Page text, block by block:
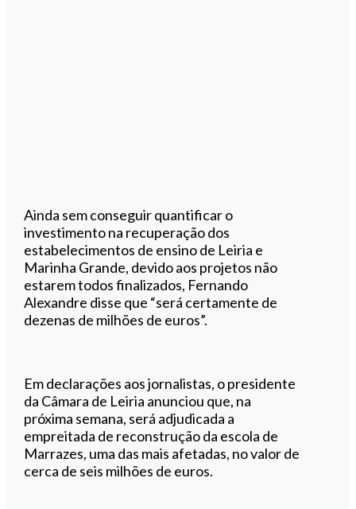
Ainda sem conseguir quantificar o
investimento na recuperação dos
estabelecimentos de ensino de Leiria e
Marinha Grande, devido aos projetos não
estarem todos finalizados, Fernando
Alexandre disse que “será certamente de
dezenas de milhões de euros”.
Em declarações aos jornalistas, o presidente
da Câmara de Leiria anunciou que, na
próxima semana, será adjudicada a
empreitada de reconstrução da escola de
Marrazes, uma das mais afetadas, no valor de
cerca de seis milhões de euros.